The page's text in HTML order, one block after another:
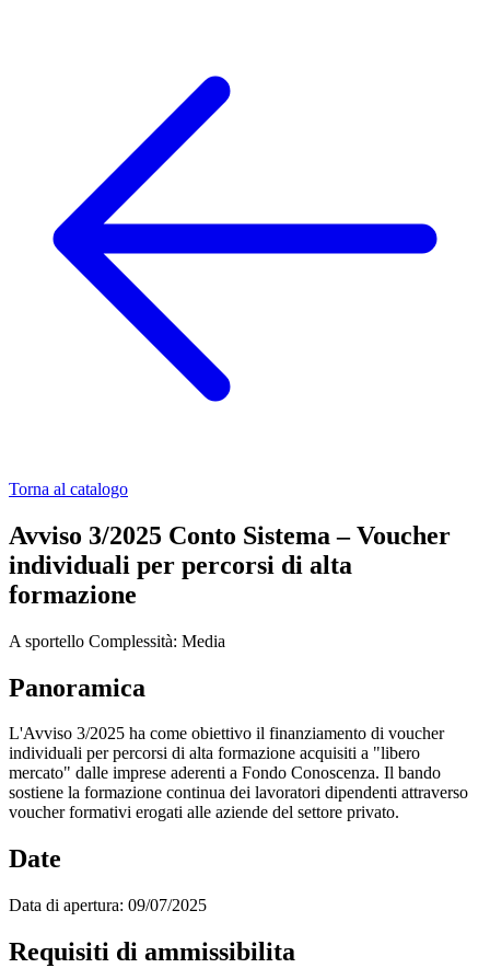
Torna al catalogo
Avviso 3/2025 Conto Sistema – Voucher
individuali per percorsi di alta
formazione
A sportello Complessità: Media
Panoramica
L'Avviso 3/2025 ha come obiettivo il finanziamento di voucher
individuali per percorsi di alta formazione acquisiti a "libero
mercato" dalle imprese aderenti a Fondo Conoscenza. Il bando
sostiene la formazione continua dei lavoratori dipendenti attraverso
voucher formativi erogati alle aziende del settore privato.
Date
Data di apertura: 09/07/2025
Requisiti di ammissibilita